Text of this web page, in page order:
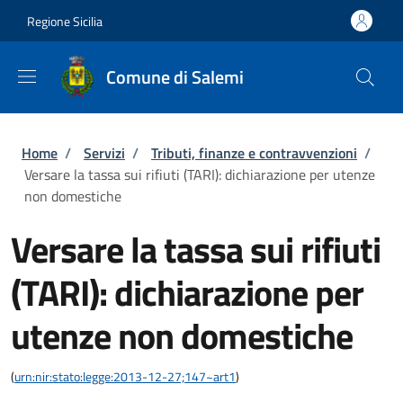
Regione Sicilia
Comune di Salemi
Briciole di pane
Home / Servizi / Tributi, finanze e contravvenzioni /
Versare la tassa sui rifiuti (TARI): dichiarazione per utenze
non domestiche
Versare la tassa sui rifiuti
(TARI): dichiarazione per
utenze non domestiche
(urn:nir:stato:legge:2013-12-27;147~art1)